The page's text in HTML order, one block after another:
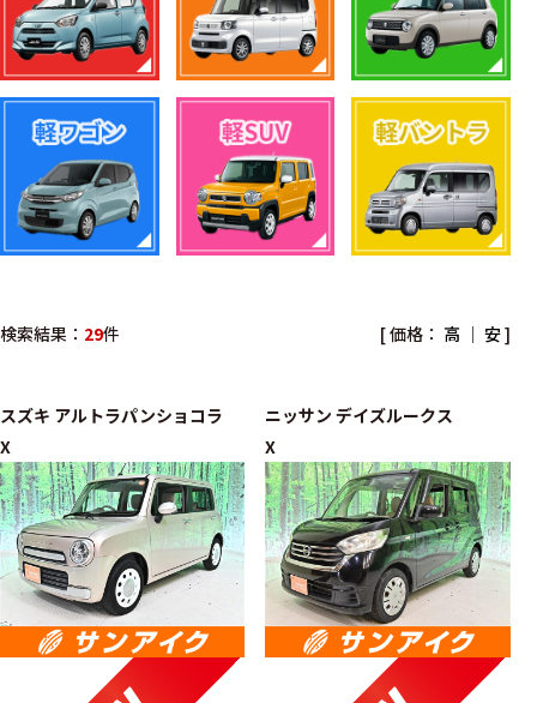
検索結果： 29件 [ 価格： 高 ｜ 安]
スズキ アルトラパンショコラ
X
ニッサン デイズルークス
X